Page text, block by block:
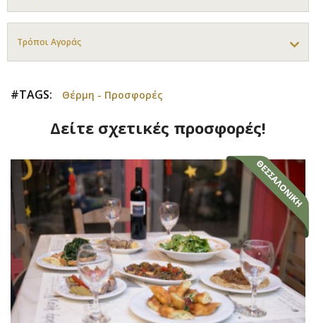
Τρόποι Αγοράς
#TAGS: Θέρμη - Προσφορές
Δείτε σχετικές προσφορές!